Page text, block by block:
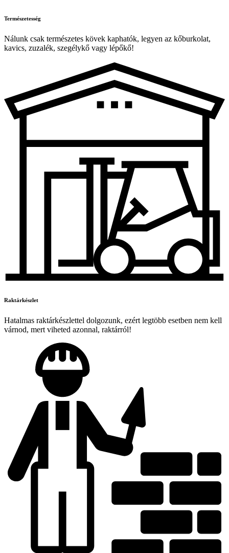
Természetesség
Nálunk csak természetes kövek kaphatók, legyen az kőburkolat,
kavics, zuzalék, szegélykő vagy lépőkő!
Raktárkészlet
Hatalmas raktárkészlettel dolgozunk, ezért legtöbb esetben nem kell
várnod, mert viheted azonnal, raktárról!